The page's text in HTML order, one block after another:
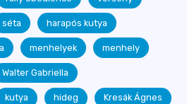
séta harapós kutya
menhelyek menhely
Walter Gabriella
kutya hideg Kresák Ágnes